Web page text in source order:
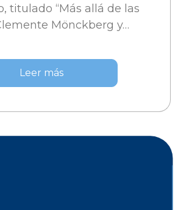
titulado “Más allá de las
Mönckberg y…
Leer más